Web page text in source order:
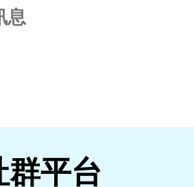
息
群平台